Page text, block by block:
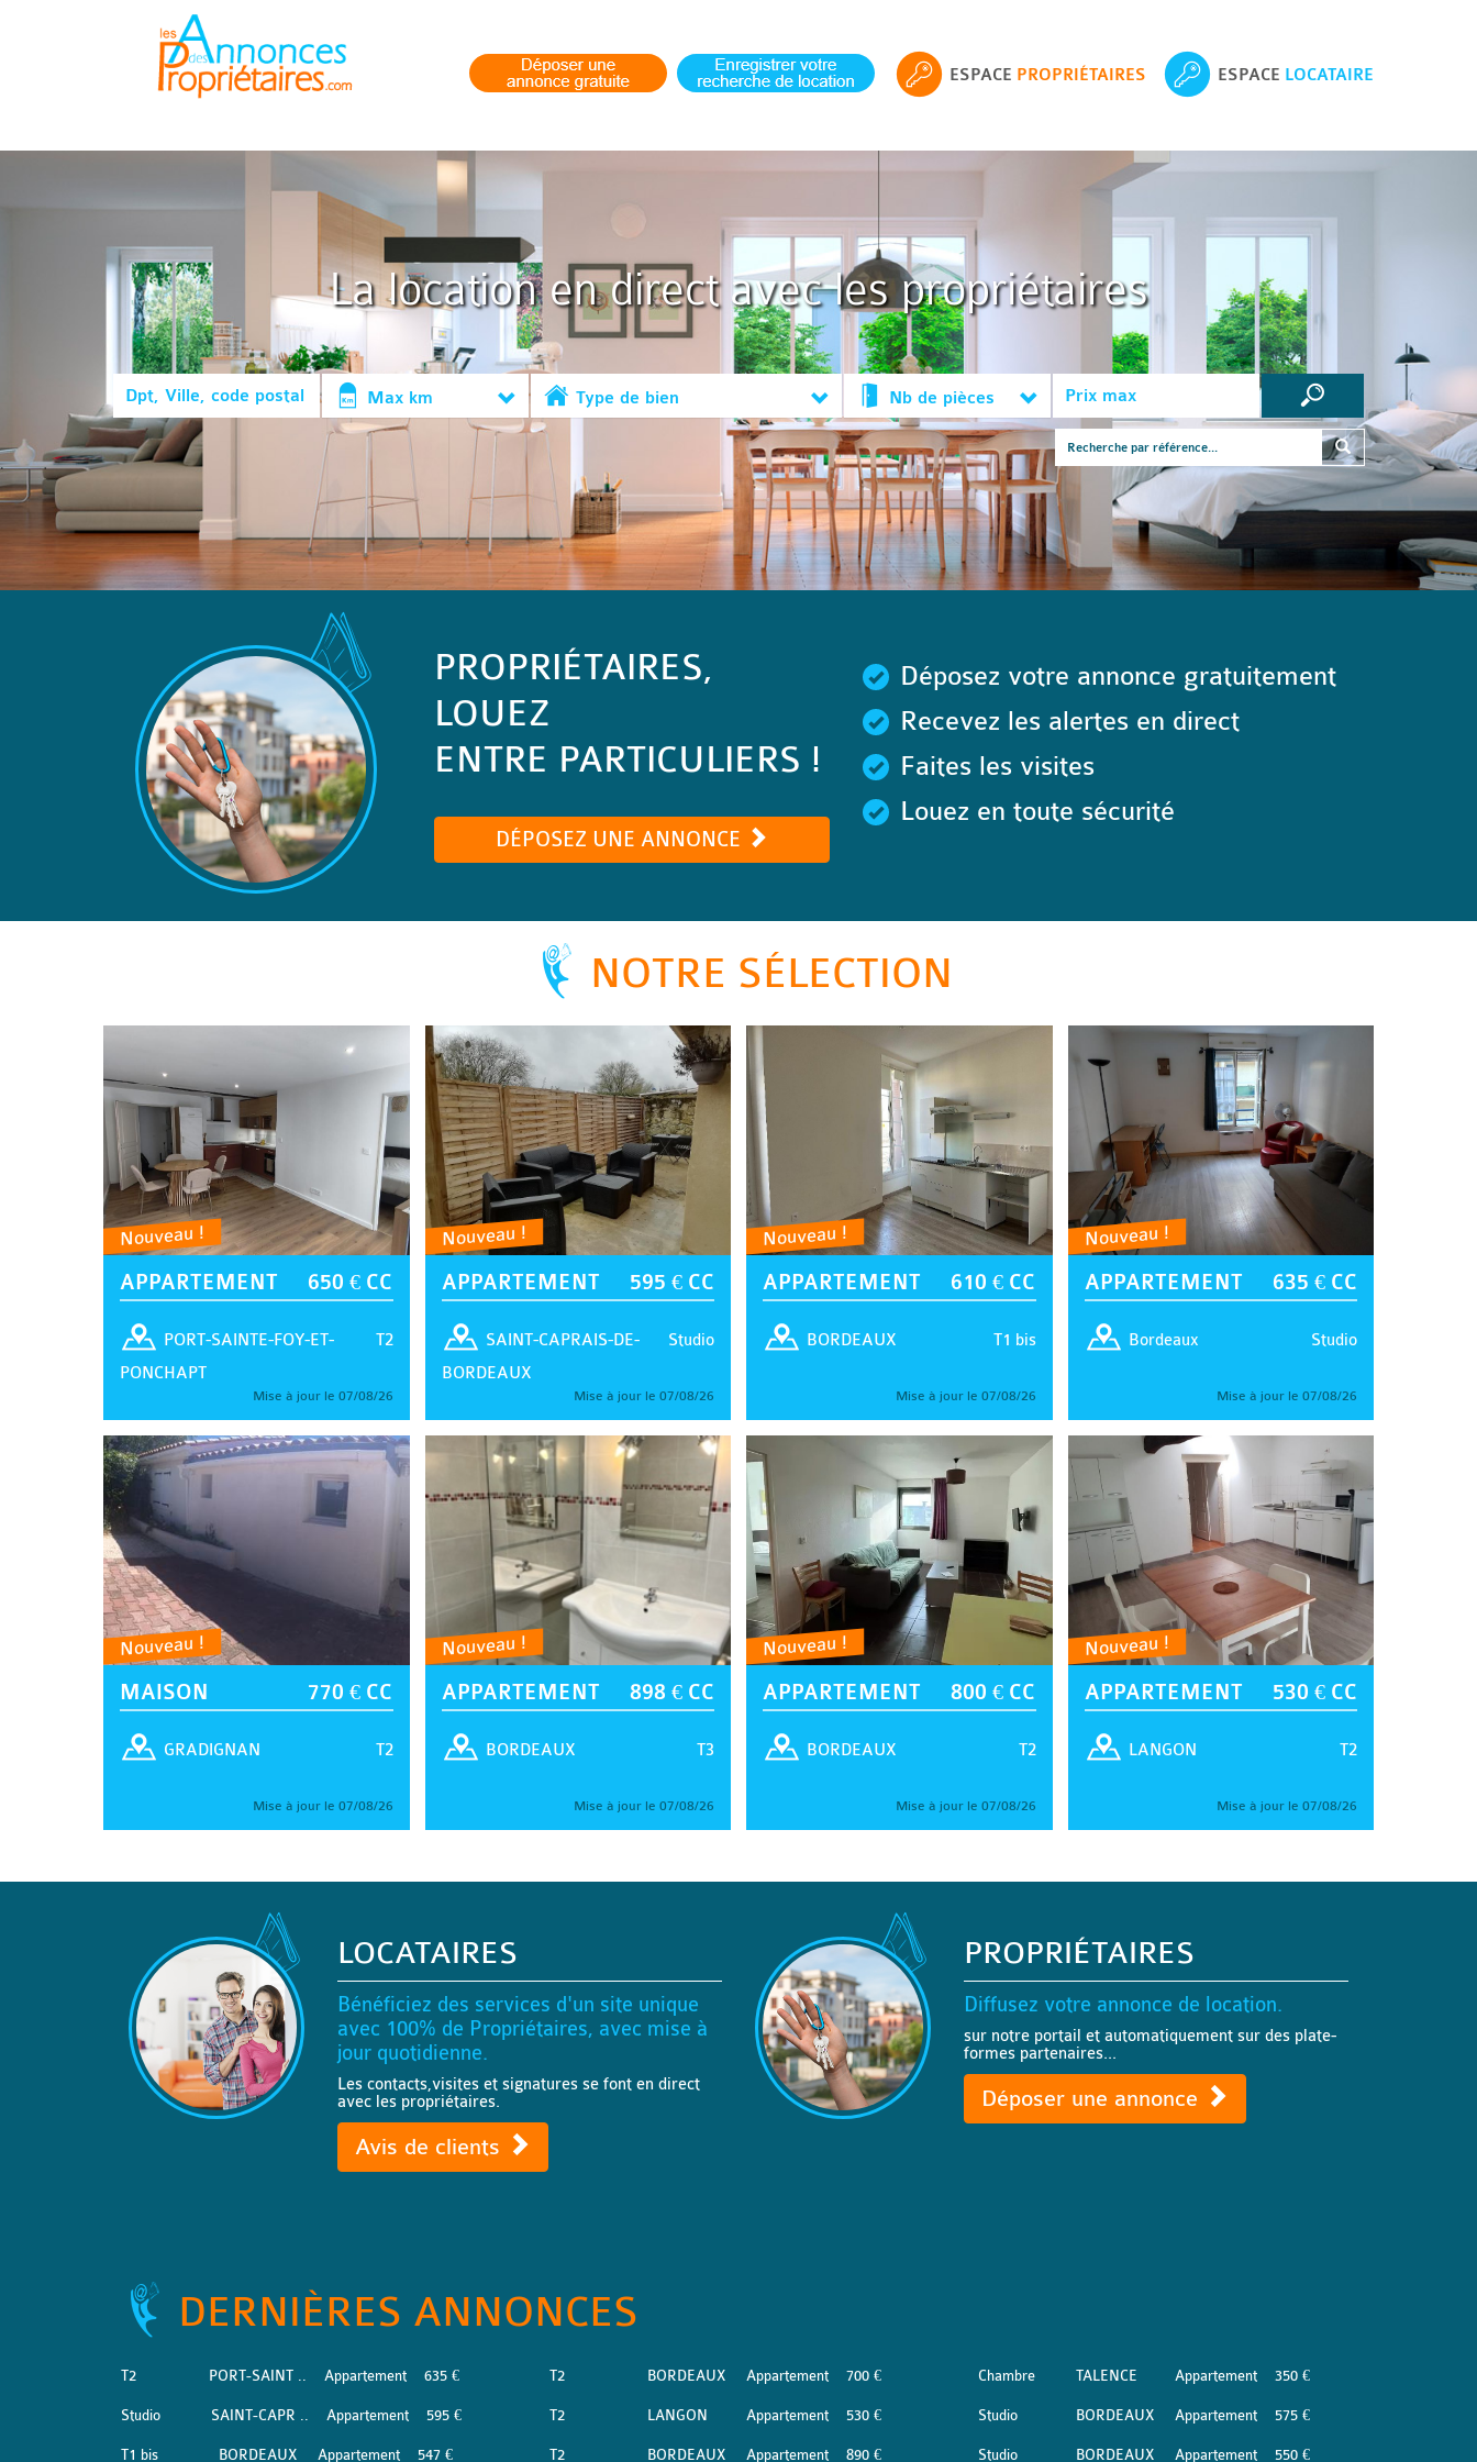
ESPACE PROPRIÉTAIRES ESPACE LOCATAIRE
La location en direct avec les propriétaires
Max km Type de bien Nb de pièces
PROPRIÉTAIRES,
LOUEZ
ENTRE PARTICULIERS !
DÉPOSEZ UNE ANNONCE
Déposez votre annonce gratuitement
Recevez les alertes en direct
Faites les visites
Louez en toute sécurité
NOTRE SÉLECTION
Nouveau !
APPARTEMENT 650 € CC
T2
PORT-SAINTE-FOY-ET-
PONCHAPT
Mise à jour le 07/08/26
Nouveau !
APPARTEMENT 595 € CC
Studio
SAINT-CAPRAIS-DE-
BORDEAUX
Mise à jour le 07/08/26
Nouveau !
APPARTEMENT 610 € CC
T1 bis
BORDEAUX
Mise à jour le 07/08/26
Nouveau !
APPARTEMENT 635 € CC
Studio
Bordeaux
Mise à jour le 07/08/26
Nouveau !
MAISON 770 € CC
T2
GRADIGNAN
Mise à jour le 07/08/26
Nouveau !
APPARTEMENT 898 € CC
T3
BORDEAUX
Mise à jour le 07/08/26
Nouveau !
APPARTEMENT 800 € CC
T2
BORDEAUX
Mise à jour le 07/08/26
Nouveau !
APPARTEMENT 530 € CC
T2
LANGON
Mise à jour le 07/08/26
LOCATAIRES
Bénéficiez des services d'un site unique
avec 100% de Propriétaires, avec mise à
jour quotidienne.
Les contacts,visites et signatures se font en direct
avec les propriétaires.
Avis de clients
PROPRIÉTAIRES
Diffusez votre annonce de location.
sur notre portail et automatiquement sur des plate-
formes partenaires...
Déposer une annonce
DERNIÈRES ANNONCES
T2 PORT-SAINT .. Appartement 635 €
Studio SAINT-CAPR .. Appartement 595 €
T1 bis BORDEAUX Appartement 547 €
T2 BORDEAUX Appartement 700 €
T2 LANGON Appartement 530 €
T2 BORDEAUX Appartement 890 €
Chambre TALENCE Appartement 350 €
Studio BORDEAUX Appartement 575 €
Studio BORDEAUX Appartement 550 €